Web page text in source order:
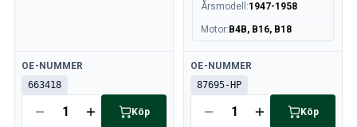
Volvo 240/260 Elsystem
Volvo 240/260 Framvagn
Volvo 240/260 Inredning
Volvo 240/260 Däck/fälg
Tillgänglig
OE-NUMMER
663418
Köp
Årsmodell :1947-1958
Motor: B4B, B16, B18
Tillgänglig
OE-NUMMER
87695-HP
Köp